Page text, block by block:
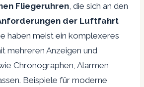
Fliegeruhren , die sich an den
der Luftfahrt
haben meist ein komplexeres
mehreren Anzeigen und
Chronographen, Alarmen
Beispiele für moderne